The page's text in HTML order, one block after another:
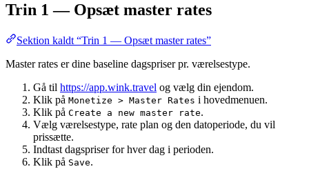
Trin 1 — Opsæt master rates
Sektion kaldt “Trin 1 — Opsæt master rates”
Master rates er dine baseline dagspriser pr. værelsestype.
Gå til https://app.wink.travel og vælg din ejendom.
Klik på Monetize > Master Rates i hovedmenuen.
Klik på Create a new master rate.
Vælg værelsestype, rate plan og den datoperiode, du vil
prissætte.
Indtast dagspriser for hver dag i perioden.
Klik på Save.